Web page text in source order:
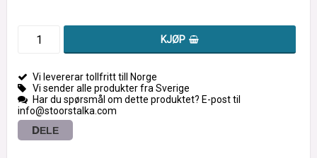
KJØP
Vi levererar tollfritt till Norge
Vi sender alle produkter fra Sverige
Har du spørsmål om dette produktet? E-post til
info@stoorstalka.com
DELE